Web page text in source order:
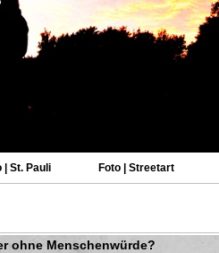
| St. Pauli Foto | Streetart
ohne Menschenwürde?